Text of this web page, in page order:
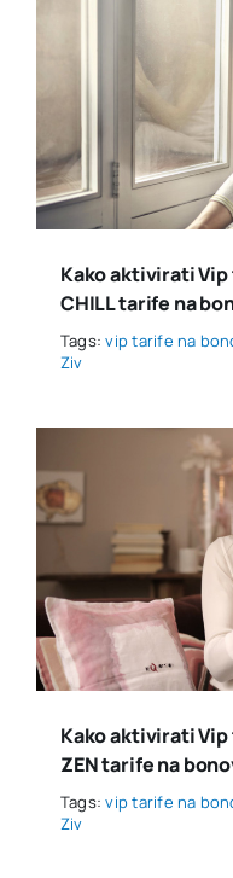
Kako aktivirati
CHILL tarife na
Tags:vip tarife na
Ziv
Kako aktivirati
ZEN tarife na
Tags:vip tarife na
Ziv